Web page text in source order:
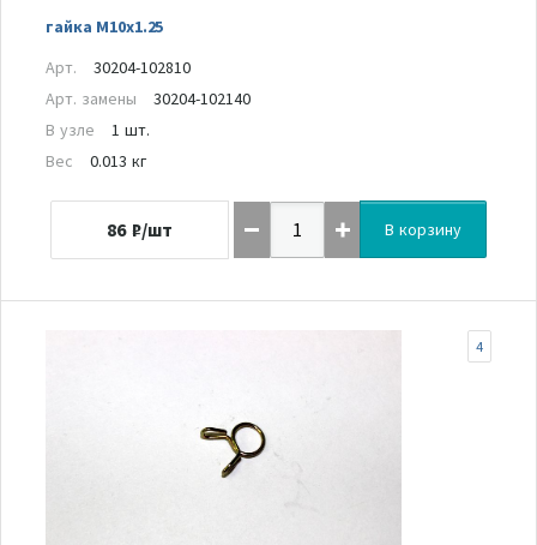
гайка M10x1.25
Арт.
30204-102810
Арт. замены
30204-102140
В узле
1 шт.
Вес
0.013 кг
86 ₽/шт В корзину
4